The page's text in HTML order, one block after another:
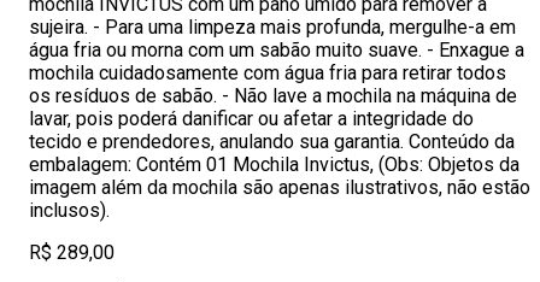
sujeira. - Para uma limpeza mais profunda, mergulhe-a em
água fria ou morna com um sabão muito suave. - Enxague a
mochila cuidadosamente com água fria para retirar todos
os resíduos de sabão. - Não lave a mochila na máquina de
lavar, pois poderá danificar ou afetar a integridade do
tecido e prendedores, anulando sua garantia. Conteúdo da
embalagem: Contém 01 Mochila Invictus, (Obs: Objetos da
imagem além da mochila são apenas ilustrativos, não estão
inclusos).
R$ 289,00